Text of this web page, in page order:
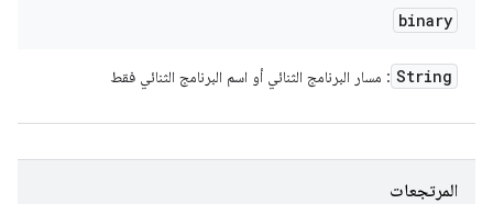
binary
String : مسار البرنامج الثنائي أو اسم البرنامج الثنائي فقط
المرتجعات